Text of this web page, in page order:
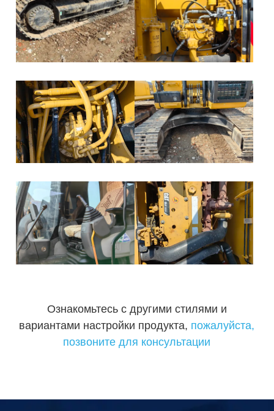
Ознакомьтесь с другими стилями и
вариантами настройки продукта, пожалуйста,
позвоните для консультации